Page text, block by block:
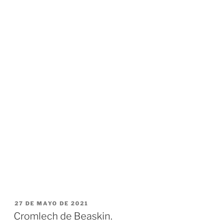
PUBLICADO
EL
27 DE MAYO DE 2021
Cromlech de Beaskin.